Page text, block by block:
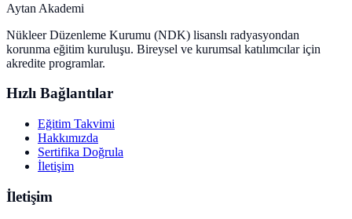
Aytan Akademi
Nükleer Düzenleme Kurumu (NDK) lisanslı radyasyondan
korunma eğitim kuruluşu. Bireysel ve kurumsal katılımcılar için
akredite programlar.
Hızlı Bağlantılar
Eğitim Takvimi
Hakkımızda
Sertifika Doğrula
İletişim
İletişim